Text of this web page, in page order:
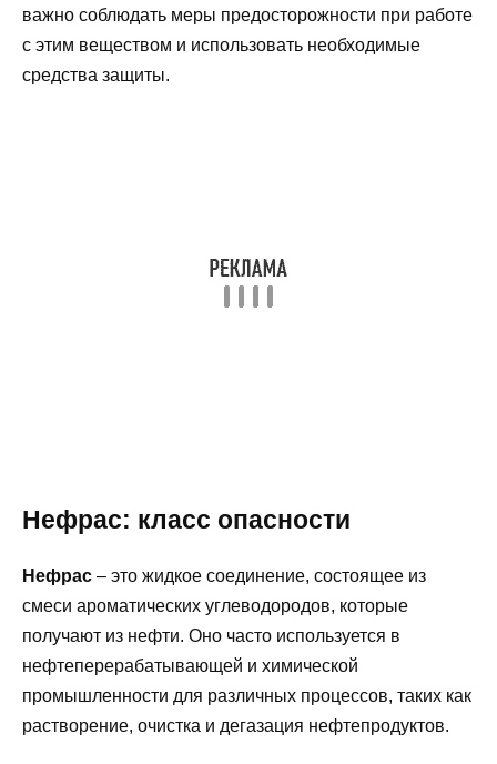
важно соблюдать меры предосторожности при работе
с этим веществом и использовать необходимые
средства защиты.
Нефрас: класс опасности
Нефрас – это жидкое соединение, состоящее из
смеси ароматических углеводородов, которые
получают из нефти. Оно часто используется в
нефтеперерабатывающей и химической
промышленности для различных процессов, таких как
растворение, очистка и дегазация нефтепродуктов.